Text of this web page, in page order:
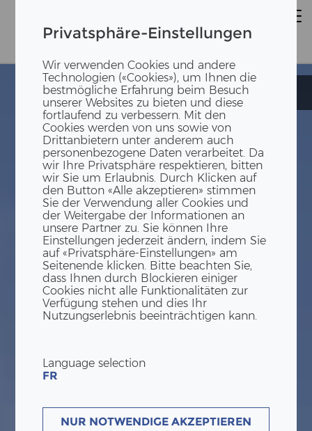
Privatsphäre-Einstellungen
Wir verwenden Cookies und andere
Technologien («Cookies»), um Ihnen die
bestmögliche Erfahrung beim Besuch
unserer Websites zu bieten und diese
fortlaufend zu verbessern. Mit den
Cookies werden von uns sowie von
Drittanbietern unter anderem auch
personenbezogene Daten verarbeitet. Da
wir Ihre Privatsphäre respektieren, bitten
wir Sie um Erlaubnis. Durch Klicken auf
den Button «Alle akzeptieren» stimmen
Sie der Verwendung aller Cookies und
der Weitergabe der Informationen an
unsere Partner zu. Sie können Ihre
Einstellungen jederzeit ändern, indem Sie
auf «Privatsphäre-Einstellungen» am
Seitenende klicken. Bitte beachten Sie,
dass Ihnen durch Blockieren einiger
Cookies nicht alle Funktionalitäten zur
Verfügung stehen und dies Ihr
Nutzungserlebnis beeinträchtigen kann.
Language selection
FR
NUR NOTWENDIGE AKZEPTIEREN
Mehrfamilienhaus
Mehrfamilienhaus